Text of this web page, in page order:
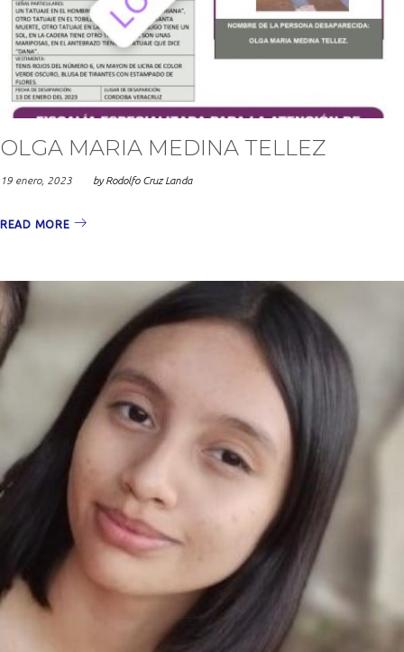
OLGA MARIA MEDINA TELLEZ
19 enero, 2023 byRodolfo Cruz Landa
READ MORE